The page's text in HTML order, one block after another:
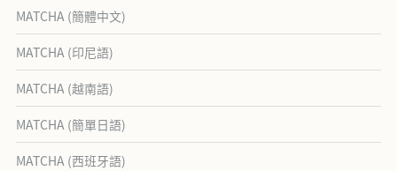
MATCHA (簡體中文)
MATCHA (印尼語)
MATCHA (越南語)
MATCHA (簡單日語)
MATCHA (西班牙語)